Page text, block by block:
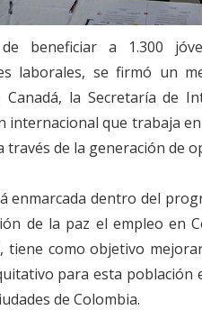
beneficiar a 1.300
laborales, se firmó un
Canadá, la Secretaría de
internacional que trabaja
través de la generación de
enmarcada dentro del
de la paz el empleo en
tiene como objetivo
para esta
de Colombia.